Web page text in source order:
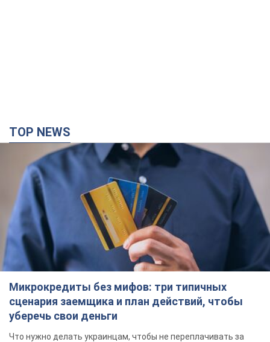
сценария заемщика и план действий, чтобы
уберечь свои деньги
Что нужно делать украинцам, чтобы не переплачивать за
"быстрый займ"
час назад 10,2 т.
Херсон полностью остался без света, во
Львове аварийные отключения: ситуация в
энергосистеме 6 августа
Россияне нанесли удар по важному энергообъекту
41 минуту назад 8,9 т.
Зеленский созвал совещание по вопросам